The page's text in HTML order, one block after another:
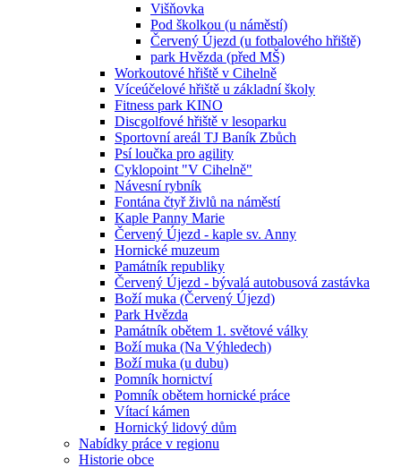
Višňovka
Pod školkou (u náměstí)
Červený Újezd (u fotbalového hřiště)
park Hvězda (před MŠ)
Workoutové hřiště v Cihelně
Víceúčelové hřiště u základní školy
Fitness park KINO
Discgolfové hřiště v lesoparku
Sportovní areál TJ Baník Zbůch
Psí loučka pro agility
Cyklopoint "V Cihelně"
Návesní rybník
Fontána čtyř živlů na náměstí
Kaple Panny Marie
Červený Újezd - kaple sv. Anny
Hornické muzeum
Památník republiky
Červený Újezd - bývalá autobusová zastávka
Boží muka (Červený Újezd)
Park Hvězda
Památník obětem 1. světové války
Boží muka (Na Výhledech)
Boží muka (u dubu)
Pomník hornictví
Pomník obětem hornické práce
Vítací kámen
Hornický lidový dům
Nabídky práce v regionu
Historie obce